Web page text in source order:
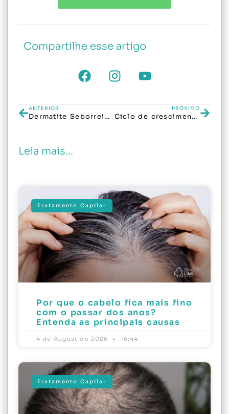
Compartilhe esse artigo
ANTERIOR
Dermatite Seborreica: Sinais, Causas e Tratamento
PRÓXIMO
Ciclo de crescimento capilar: principais dúvidas respondidas
Leia mais...
Tratamento Capilar
Por que o cabelo fica mais fino
com o passar dos anos?
Entenda as principais causas
4 de August de 2026 16:44
Tratamento Capilar